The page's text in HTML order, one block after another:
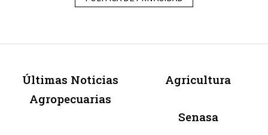
Últimas Noticias
Agropecuarias
Agricultura
Senasa